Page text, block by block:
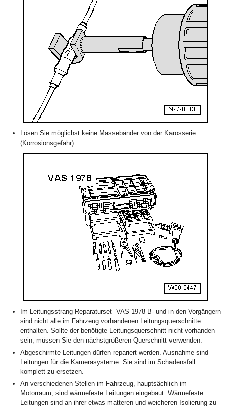
Lösen Sie möglichst keine Massebänder von der Karosserie
(Korrosionsgefahr).
Im Leitungsstrang-Reparaturset -VAS 1978 B- und in den Vorgängern
sind nicht alle im Fahrzeug vorhandenen Leitungsquerschnitte
enthalten. Sollte der benötigte Leitungsquerschnitt nicht vorhanden
sein, müssen Sie den nächstgrößeren Querschnitt verwenden.
Abgeschirmte Leitungen dürfen repariert werden. Ausnahme sind
Leitungen für die Kamerasysteme. Sie sind im Schadensfall
komplett zu ersetzen.
An verschiedenen Stellen im Fahrzeug, hauptsächlich im
Motorraum, sind wärmefeste Leitungen eingebaut. Wärmefeste
Leitungen sind an ihrer etwas matteren und weicheren Isolierung zu